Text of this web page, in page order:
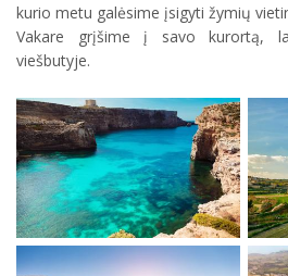
kurio metu galėsime įsigyti žymių
Vakare grįšime į savo kurortą,
viešbutyje.